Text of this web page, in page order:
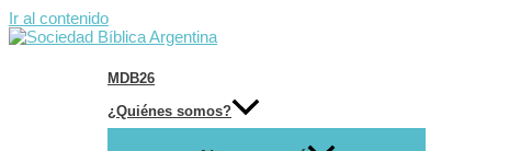
Ir al contenido
MDB26
¿Quiénes somos?